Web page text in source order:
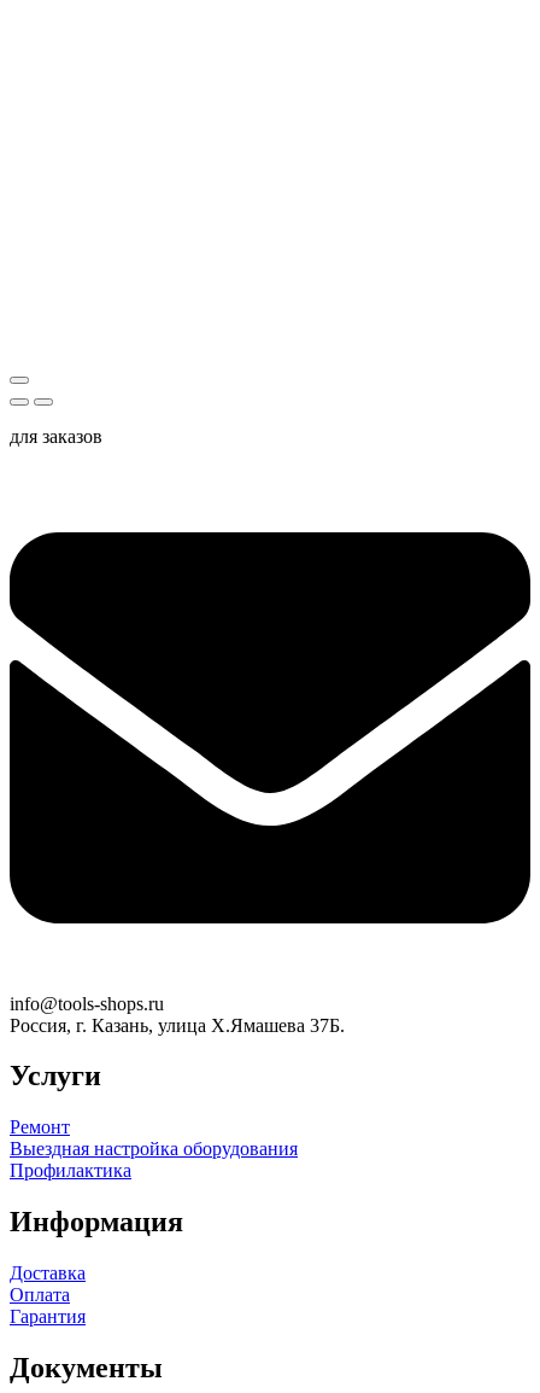
для заказов
info@tools-shops.ru
Россия, г. Казань, улица Х.Ямашева 37Б.
Услуги
Ремонт
Выездная настройка оборудования
Профилактика
Информация
Доставка
Оплата
Гарантия
Документы